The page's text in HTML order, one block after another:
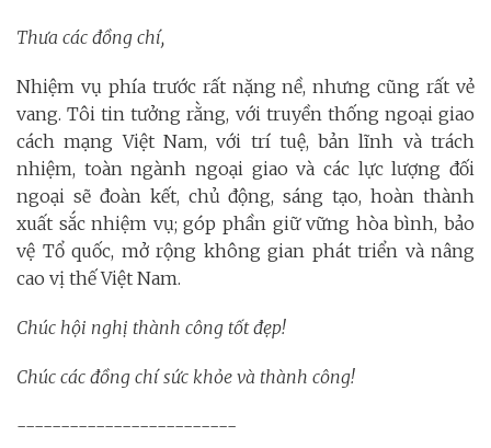
Thưa các đồng chí,
Nhiệm vụ phía trước rất nặng nề, nhưng cũng rất vẻ
vang. Tôi tin tưởng rằng, với truyền thống ngoại giao
cách mạng Việt Nam, với trí tuệ, bản lĩnh và trách
nhiệm, toàn ngành ngoại giao và các lực lượng đối
ngoại sẽ đoàn kết, chủ động, sáng tạo, hoàn thành
xuất sắc nhiệm vụ; góp phần giữ vững hòa bình, bảo
vệ Tổ quốc, mở rộng không gian phát triển và nâng
cao vị thế Việt Nam.
Chúc hội nghị thành công tốt đẹp!
Chúc các đồng chí sức khỏe và thành công!
-------------------------